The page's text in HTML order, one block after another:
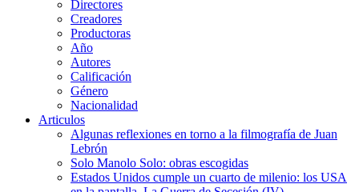
Directores
Creadores
Productoras
Año
Autores
Calificación
Género
Nacionalidad
Articulos
Algunas reflexiones en torno a la filmografía de Juan
Lebrón
Solo Manolo Solo: obras escogidas
Estados Unidos cumple un cuarto de milenio: los USA